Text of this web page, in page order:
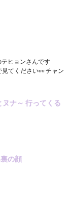
ヒョンさんです
てください👀 チャン
ナ～ 行ってくる
の顔